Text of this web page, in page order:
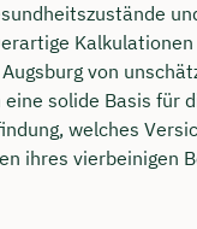
von
solide Basis für
welches
ihres vierbeinigen